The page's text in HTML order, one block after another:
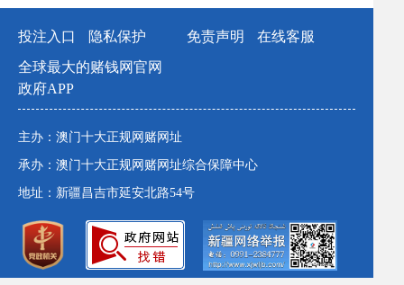
投注入口 隐私保护 免责声明
在线客服
全球最大的赌钱网官网
政府APP
主办：澳门十大正规网赌网址
承办：澳门十大正规网赌网址综合保障中心
地址：新疆昌吉市延安北路54号